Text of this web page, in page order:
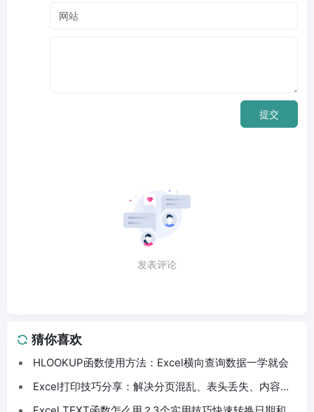
提交
发表评论
猜你喜欢
HLOOKUP函数使用方法：Excel横向查询数据一学就会
Excel打印技巧分享：解决分页混乱、表头丢失、内容截